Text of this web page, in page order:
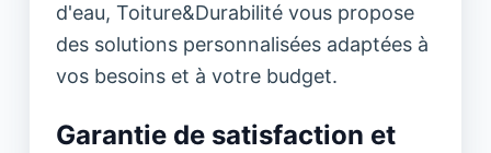
d'eau, Toiture&Durabilité vous propose
des solutions personnalisées adaptées à
vos besoins et à votre budget.
Garantie de satisfaction et